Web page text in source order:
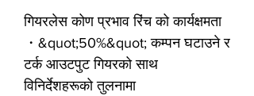
गियरलेस कोण प्रभाव रिंच को कार्यक्षमता
・&quot;50%&quot; कम्पन घटाउने र
टर्क आउटपुट गियरको साथ
विनिर्देशहरूको तुलनामा